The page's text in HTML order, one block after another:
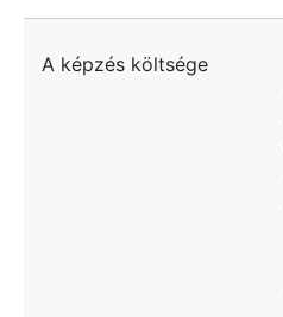
A képzés költsége